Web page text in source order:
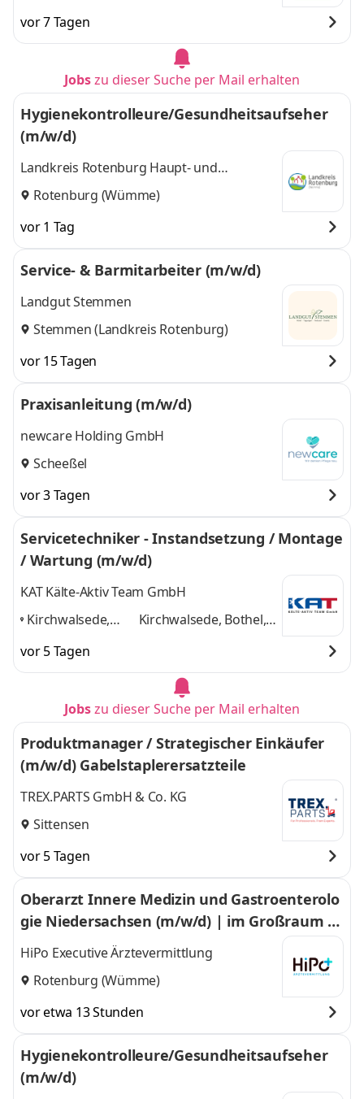
vor 7 Tagen
Jobszu dieser Suche per Mail erhalten
Hygienekontrolleure/Gesundheitsaufseher
(m/w/d)
Landkreis Rotenburg Haupt- und
Personalamt
Rotenburg (Wümme)
vor 1 Tag
Service- & Barmitarbeiter (m/w/d)
Landgut Stemmen
Stemmen (Landkreis Rotenburg)
vor 15 Tagen
Praxisanleitung (m/w/d)
newcare Holding GmbH
Scheeßel
vor 3 Tagen
Servicetechniker - Instandsetzung / Montage
/ Wartung (m/w/d)
KAT Kälte-Aktiv Team GmbH
Kirchwalsede,
Westerstede,
Berlin, Seevetal,
Kirchwalsede, Bothel,
vor 5 Tagen
Jobszu dieser Suche per Mail erhalten
Produktmanager / Strategischer Einkäufer
(m/w/d) Gabelstaplerersatzteile
TREX.PARTS GmbH & Co. KG
Sittensen
vor 5 Tagen
Oberarzt Innere Medizin und Gastroenterolo
gie Niedersachsen (m/w/d) | im Großraum L
andkreis Rotenburg
HiPo Executive Ärztevermittlung
Rotenburg (Wümme)
vor etwa 13 Stunden
Hygienekontrolleure/Gesundheitsaufseher
(m/w/d)